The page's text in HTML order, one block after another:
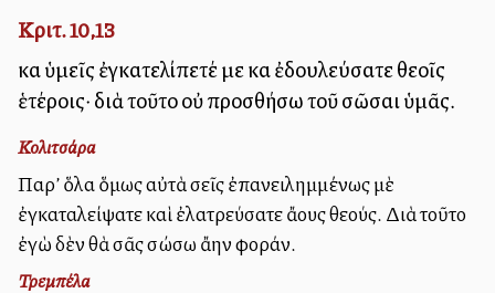
Κριτ. 10,13
καὶ ὑμεῖς ἐγκατελίπετέ με καὶ ἐδουλεύσατε θεοῖς
ἑτέροις· διὰ τοῦτο οὐ προσθήσω τοῦ σῶσαι ὑμᾶς.
Κολιτσάρα
Παρ’ ὅλα ὅμως αὐτὰ σεῖς ἐπανειλημμένως μὲ
ἐγκαταλείψατε καὶ ἐλατρεύσατε ἄλλους θεούς. Διὰ τοῦτο
ἐγὼ δὲν θὰ σᾶς σώσω ἄλλην φοράν.
Τρεμπέλα